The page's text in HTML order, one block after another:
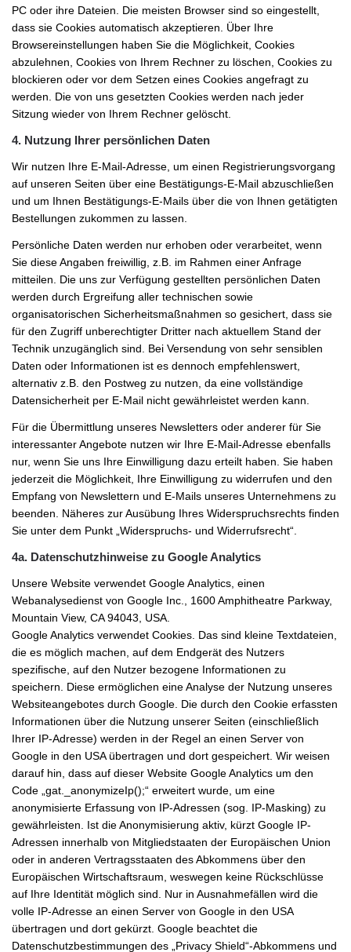
PC oder ihre Dateien. Die meisten Browser sind so eingestellt,
dass sie Cookies automatisch akzeptieren. Über Ihre
Browsereinstellungen haben Sie die Möglichkeit, Cookies
abzulehnen, Cookies von Ihrem Rechner zu löschen, Cookies zu
blockieren oder vor dem Setzen eines Cookies angefragt zu
werden. Die von uns gesetzten Cookies werden nach jeder
Sitzung wieder von Ihrem Rechner gelöscht.
4. Nutzung Ihrer persönlichen Daten
Wir nutzen Ihre E-Mail-Adresse, um einen Registrierungsvorgang
auf unseren Seiten über eine Bestätigungs-E-Mail abzuschließen
und um Ihnen Bestätigungs-E-Mails über die von Ihnen getätigten
Bestellungen zukommen zu lassen.
Persönliche Daten werden nur erhoben oder verarbeitet, wenn
Sie diese Angaben freiwillig, z.B. im Rahmen einer Anfrage
mitteilen. Die uns zur Verfügung gestellten persönlichen Daten
werden durch Ergreifung aller technischen sowie
organisatorischen Sicherheitsmaßnahmen so gesichert, dass sie
für den Zugriff unberechtigter Dritter nach aktuellem Stand der
Technik unzugänglich sind. Bei Versendung von sehr sensiblen
Daten oder Informationen ist es dennoch empfehlenswert,
alternativ z.B. den Postweg zu nutzen, da eine vollständige
Datensicherheit per E-Mail nicht gewährleistet werden kann.
Für die Übermittlung unseres Newsletters oder anderer für Sie
interessanter Angebote nutzen wir Ihre E-Mail-Adresse ebenfalls
nur, wenn Sie uns Ihre Einwilligung dazu erteilt haben. Sie haben
jederzeit die Möglichkeit, Ihre Einwilligung zu widerrufen und den
Empfang von Newslettern und E-Mails unseres Unternehmens zu
beenden. Näheres zur Ausübung Ihres Widerspruchsrechts finden
Sie unter dem Punkt „Widerspruchs- und Widerrufsrecht“.
4a. Datenschutzhinweise zu Google Analytics
Unsere Website verwendet Google Analytics, einen
Webanalysedienst von Google Inc., 1600 Amphitheatre Parkway,
Mountain View, CA 94043, USA.
Google Analytics verwendet Cookies. Das sind kleine Textdateien,
die es möglich machen, auf dem Endgerät des Nutzers
spezifische, auf den Nutzer bezogene Informationen zu
speichern. Diese ermöglichen eine Analyse der Nutzung unseres
Websiteangebotes durch Google. Die durch den Cookie erfassten
Informationen über die Nutzung unserer Seiten (einschließlich
Ihrer IP-Adresse) werden in der Regel an einen Server von
Google in den USA übertragen und dort gespeichert. Wir weisen
darauf hin, dass auf dieser Website Google Analytics um den
Code „gat._anonymizeIp();“ erweitert wurde, um eine
anonymisierte Erfassung von IP-Adressen (sog. IP-Masking) zu
gewährleisten. Ist die Anonymisierung aktiv, kürzt Google IP-
Adressen innerhalb von Mitgliedstaaten der Europäischen Union
oder in anderen Vertragsstaaten des Abkommens über den
Europäischen Wirtschaftsraum, weswegen keine Rückschlüsse
auf Ihre Identität möglich sind. Nur in Ausnahmefällen wird die
volle IP-Adresse an einen Server von Google in den USA
übertragen und dort gekürzt. Google beachtet die
Datenschutzbestimmungen des „Privacy Shield“-Abkommens und